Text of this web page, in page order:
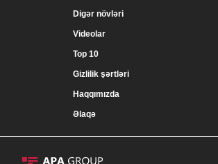
Digər növləri
Videolar
Top 10
Gizlilik şərtləri
Haqqımızda
Əlaqə